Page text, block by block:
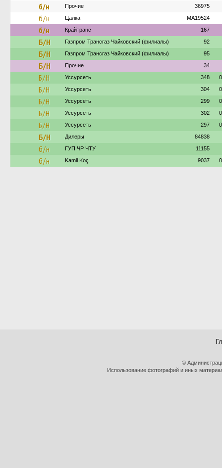
б/н Прочие 36975
б/н Цалка MA19524
б/н Крайтранс 167
Б/Н Газпром Трансгаз Чайковский (филиалы) 92
Б/Н Газпром Трансгаз Чайковский (филиалы) 95
Б/Н Прочие 34
Б/Н Уссурсеть 348
Б/Н Уссурсеть 304
Б/Н Уссурсеть 299
Б/Н Уссурсеть 302
Б/Н Уссурсеть 297
Б/Н Дилеры 84838
б/н ГУП ЧР ЧТУ 11155
б/н Kamil Koç 9037
©
Использование фотографий и иных